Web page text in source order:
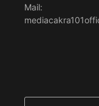
Mail: